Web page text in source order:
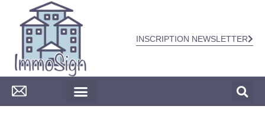
INSCRIPTION NEWSLETTER